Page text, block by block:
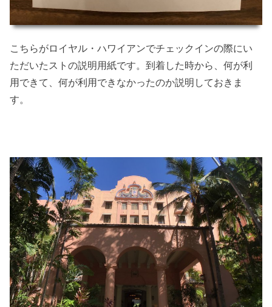
こちらがロイヤル・ハワイアンでチェックインの際にい
ただいたストの説明用紙です。到着した時から、何が利
用できて、何が利用できなかったのか説明しておきま
す。